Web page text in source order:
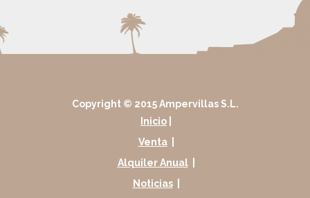
Copyright © 2015 Ampervillas S.L.
Inicio
Venta
Alquiler Anual
Noticias